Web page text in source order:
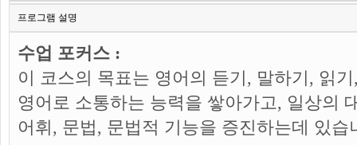
프로그램 설명
수업 포커스 :
이 코스의 목표는 영어의 듣기, 말하기, 읽
영어로 소통하는 능력을 쌓아가고, 일상의
어휘, 문법, 문법적 기능을 증진하는데 있습